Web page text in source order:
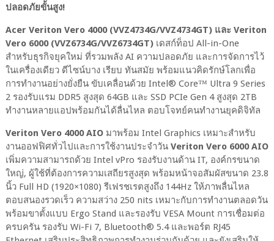
ปลอดภัยขั้นสูง!
Acer Veriton Vero 4000 (VVZ4734G/VVZ4734GT) และ Veriton
Vero 6000 (VVZ6734G/VVZ6734GT)เดสก์ท็อป All-in-One
สำหรับธุรกิจยุคใหม่ ที่รวมพลัง AI ความปลอดภัย และการจัดการไว้
ในเครื่องเดียว ดีไซน์บาง เรียบ ทันสมัย พร้อมแนวคิดรักษ์โลกเพื่อ
การทำงานอย่างยั่งยืน ขับเคลื่อนด้วย Intel® Core™ Ultra 9 Series
2 รองรับแรม DDR5 สูงสุด 64GB และ SSD PCIe Gen 4 สูงสุด 2TB
ทำงานหลายแอปพร้อมกันได้ลื่นไหล ตอบโจทย์คนทำงานยุคดิจิทัล
Veriton Vero 4000 AIO มาพร้อม Intel Graphics เหมาะสำหรับ
งานออฟฟิศทั่วไปและการใช้งานประจำวัน Veriton Vero 6000 AIO
เพิ่มความสามารถด้วย Intel vPro รองรับงานด้าน IT, องค์กรขนาด
ใหญ่, ผู้ใช้ที่ต้องการความเสถียรสูงสุด พร้อมหน้าจอสัมผัสขนาด 23.8
นิ้ว Full HD (1920×1080) รีเฟรชเรตสูงถึง 144Hz ให้ภาพลื่นไหล
ตอบสนองรวดเร็ว ความสว่าง 250 nits เหมาะกับการทำงานตลอดวัน
พร้อมขาตั้งแบบ Ergo Stand และรองรับ VESA Mount การเชื่อมต่อ
ครบครัน รองรับ Wi-Fi 7, Bluetooth® 5.4 และพอร์ต RJ45